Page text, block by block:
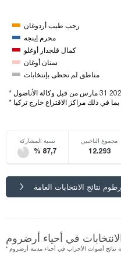
رجب طيب أردوغان
محرم إينجه
كمال قلجدار أوغلو
سنان أوغان
مناطق لم تحظى بإنتخابات
نسبة المشاركة
% 87,7
مجموع الناخبين
12.293
نتائج الانتخابات العامة
في أحياء أرضروم
نتائج أصوات الأحزاب في أحياء مدينة أرضروم